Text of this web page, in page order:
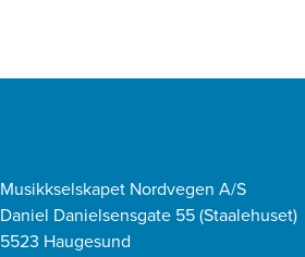
Musikkselskapet Nordvegen A/S
Daniel Danielsensgate 55 (Staalehuset)
5523 Haugesund